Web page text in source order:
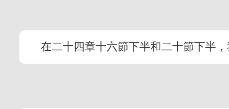
在二十四章十六節下半和二十節下半